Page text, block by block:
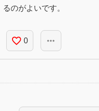
るのがよいです。
favorite_border 0 more_horiz